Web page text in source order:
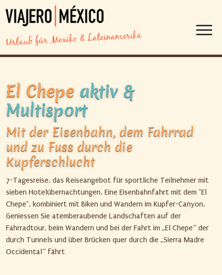
El Chepe aktiv &
Multisport
Mit der Eisenbahn, dem Fahrrad
und zu Fuss durch die
Kupferschlucht
7-Tagesreise, das Reiseangebot für sportliche Teilnehmer mit
sieben Hotelübernachtungen. Eine Eisenbahnfahrt mit dem "El
Chepe", kombiniert mit Biken und Wandern im Kupfer-Canyon.
Geniessen Sie atemberaubende Landschaften auf der
Fahrradtour, beim Wandern und bei der Fahrt im „El Chepe“ der
durch Tunnels und über Brücken quer durch die „Sierra Madre
Occidental“ fährt